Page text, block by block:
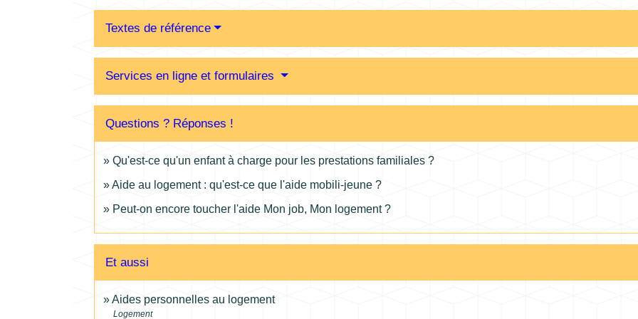
Textes de référence
Services en ligne et formulaires
Questions ? Réponses !
Qu'est-ce qu'un enfant à charge pour les prestations familiales ?
Aide au logement : qu'est-ce que l'aide mobili-jeune ?
Peut-on encore toucher l'aide Mon job, Mon logement ?
Et aussi
Aides personnelles au logement
Logement